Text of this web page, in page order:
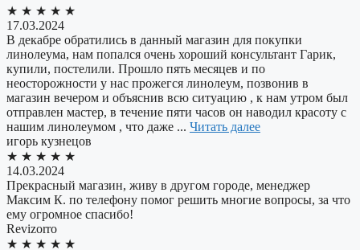
★ ★ ★ ★ ★
17.03.2024
В декабре обратились в данный магазин для покупки
линолеума, нам попался очень хороший консультант Гарик,
купили, постелили. Прошло пять месяцев и по
неосторожности у нас прожегся линолеум, позвонив в
магазин вечером и объяснив всю ситуацию , к нам утром был
отправлен мастер, в течение пяти часов он наводил красоту с
нашим линолеумом , что даже ... Читать далее
игорь кузнецов
★ ★ ★ ★ ★
14.03.2024
Прекрасный магазин, живу в другом городе, менеджер
Максим К. по телефону помог решить многие вопросы, за что
ему огромное спасибо!
Revizorro
★ ★ ★ ★ ★